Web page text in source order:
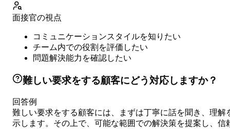
面接官の視点
コミュニケーションスタイルを知りたい
チーム内での役割を評価したい
問題解決能力を確認したい
難しい要求をする顧客にどう対応しますか？
回答例
難しい要求をする顧客には、まずは丁寧に話を聞き、理解
示します。その上で、可能な範囲での解決策を提案し、信